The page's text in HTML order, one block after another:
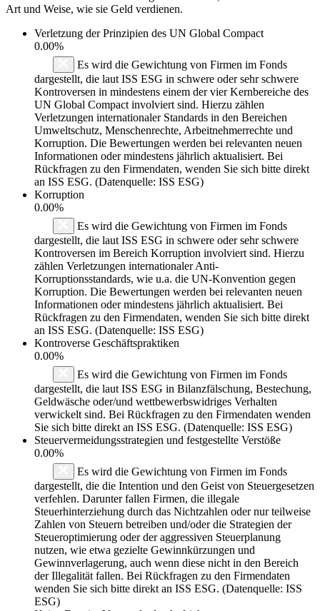
Art und Weise, wie sie Geld verdienen.
Verletzung der Prinzipien des UN Global Compact
0.00%
Es wird die Gewichtung von Firmen im Fonds
dargestellt, die laut ISS ESG in schwere oder sehr schwere
Kontroversen in mindestens einem der vier Kernbereiche des
UN Global Compact involviert sind. Hierzu zählen
Verletzungen internationaler Standards in den Bereichen
Umweltschutz, Menschenrechte, Arbeitnehmerrechte und
Korruption. Die Bewertungen werden bei relevanten neuen
Informationen oder mindestens jährlich aktualisiert. Bei
Rückfragen zu den Firmendaten, wenden Sie sich bitte direkt
an ISS ESG. (Datenquelle: ISS ESG)
Korruption
0.00%
Es wird die Gewichtung von Firmen im Fonds
dargestellt, die laut ISS ESG in schwere oder sehr schwere
Kontroversen im Bereich Korruption involviert sind. Hierzu
zählen Verletzungen internationaler Anti-
Korruptionsstandards, wie u.a. die UN-Konvention gegen
Korruption. Die Bewertungen werden bei relevanten neuen
Informationen oder mindestens jährlich aktualisiert. Bei
Rückfragen zu den Firmendaten, wenden Sie sich bitte direkt
an ISS ESG. (Datenquelle: ISS ESG)
Kontroverse Geschäftspraktiken
0.00%
Es wird die Gewichtung von Firmen im Fonds
dargestellt, die laut ISS ESG in Bilanzfälschung, Bestechung,
Geldwäsche oder/und wettbewerbswidriges Verhalten
verwickelt sind. Bei Rückfragen zu den Firmendaten wenden
Sie sich bitte direkt an ISS ESG. (Datenquelle: ISS ESG)
Steuervermeidungsstrategien und festgestellte Verstöße
0.00%
Es wird die Gewichtung von Firmen im Fonds
dargestellt, die die Intention und den Geist von Steuergesetzen
verfehlen. Darunter fallen Firmen, die illegale
Steuerhinterziehung durch das Nichtzahlen oder nur teilweise
Zahlen von Steuern betreiben und/oder die Strategien der
Steueroptimierung oder der aggressiven Steuerplanung
nutzen, wie etwa gezielte Gewinnkürzungen und
Gewinnverlagerung, auch wenn diese nicht in den Bereich
der Illegalität fallen. Bei Rückfragen zu den Firmendaten
wenden Sie sich bitte direkt an ISS ESG. (Datenquelle: ISS
ESG)